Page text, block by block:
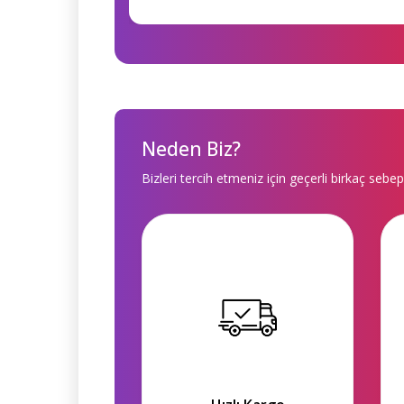
Neden Biz?
Bizleri tercih etmeniz için geçerli birkaç